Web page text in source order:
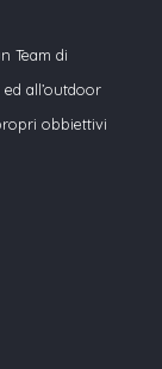
Team di
all’outdoor
obbiettivi